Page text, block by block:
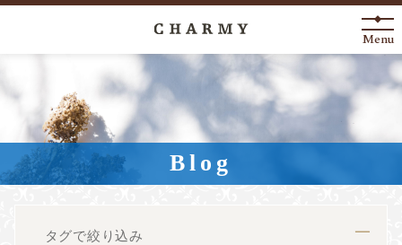
New Arrival
About
Engagement Ring
Menu
Blog
タグで絞り込み